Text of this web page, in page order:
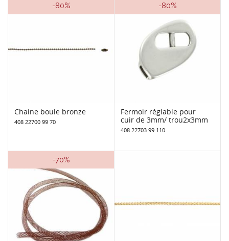
-80%
Chaine boule bronze
408 22700 99 70
-80%
Fermoir réglable pour
cuir de 3mm/ trou2x3mm
408 22703 99 110
-70%